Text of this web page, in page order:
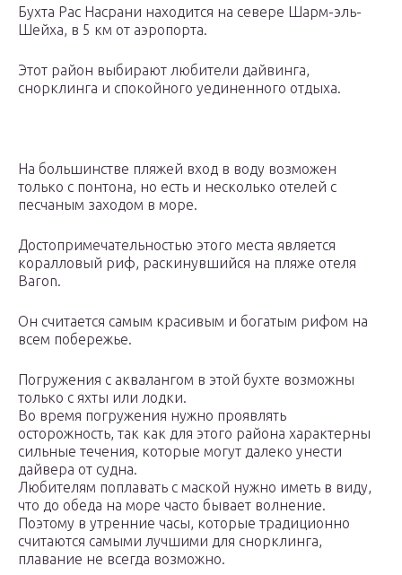
Бухта Рас Насрани находится на севере Шарм-эль-
Шейха, в 5 км от аэропорта.
Этот район выбирают любители дайвинга,
снорклинга и спокойного уединенного отдыха.
На большинстве пляжей вход в воду возможен
только с понтона, но есть и несколько отелей с
песчаным заходом в море.
Достопримечательностью этого места является
коралловый риф, раскинувшийся на пляже отеля
Baron.
Он считается самым красивым и богатым рифом на
всем побережье.
Погружения с аквалангом в этой бухте возможны
только с яхты или лодки.
Во время погружения нужно проявлять
осторожность, так как для этого района характерны
сильные течения, которые могут далеко унести
дайвера от судна.
Любителям поплавать с маской нужно иметь в виду,
что до обеда на море часто бывает волнение.
Поэтому в утренние часы, которые традиционно
считаются самыми лучшими для снорклинга,
плавание не всегда возможно.